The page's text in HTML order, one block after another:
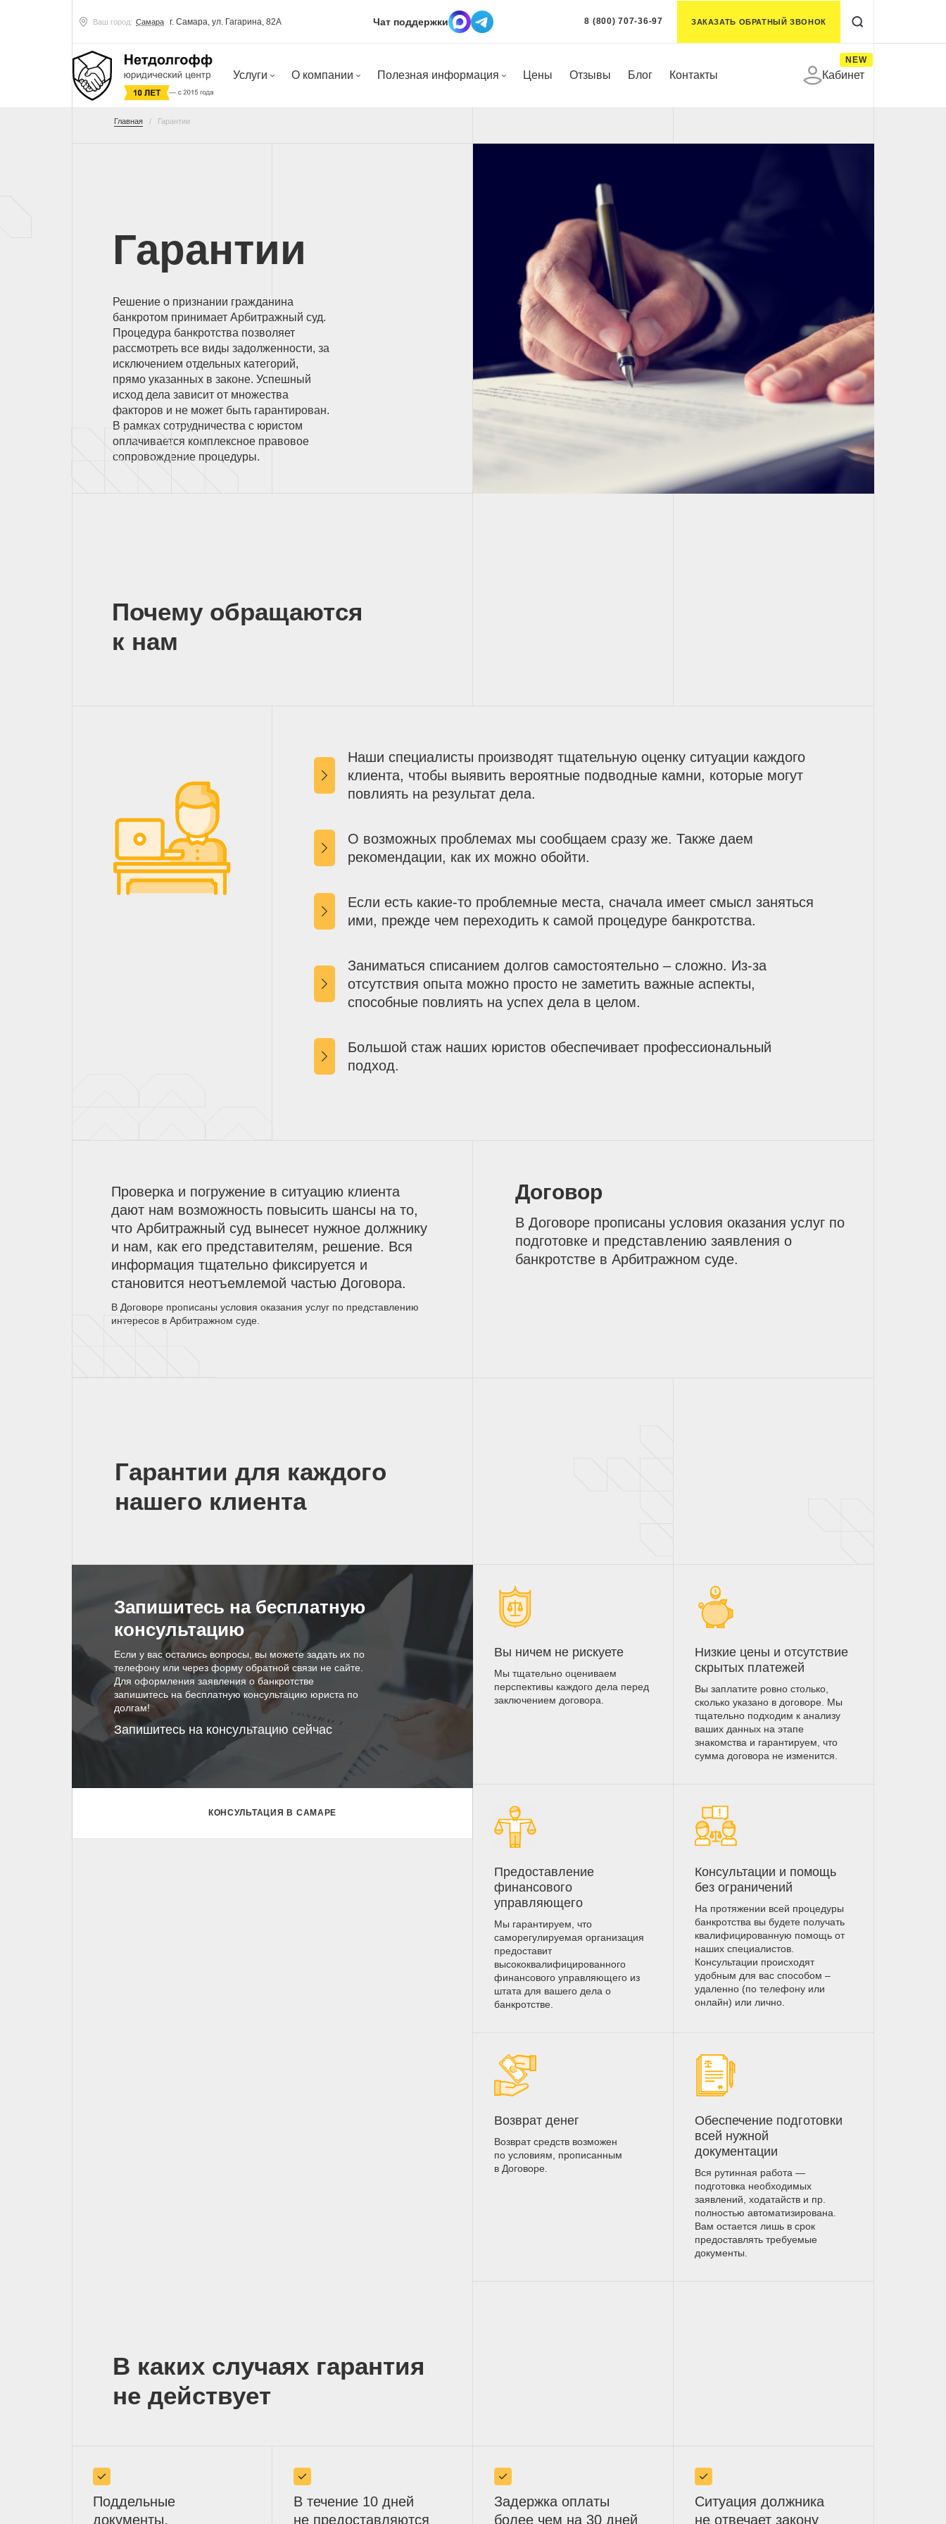
Ваш город: Самара г. Самара, ул. Гагарина, 82А Чат поддержки 8 (800) 707-36-97 ЗАКАЗАТЬ ОБРАТНЫЙ ЗВОНОК
Услуги О компании Полезная информация Цены Отзывы Блог Контакты Кабинет
NEW
Главная Гарантии
Гарантии
Решение о признании гражданина
банкротом принимает Арбитражный суд.
Процедура банкротства позволяет
рассмотреть все виды задолженности, за
исключением отдельных категорий,
прямо указанных в законе. Успешный
исход дела зависит от множества
факторов и не может быть гарантирован.
В рамках сотрудничества с юристом
оплачивается комплексное правовое
сопровождение процедуры.
Почему обращаются
к нам
Наши специалисты производят тщательную оценку ситуации каждого
клиента, чтобы выявить вероятные подводные камни, которые могут
повлиять на результат дела.
О возможных проблемах мы сообщаем сразу же. Также даем
рекомендации, как их можно обойти.
Если есть какие-то проблемные места, сначала имеет смысл заняться
ими, прежде чем переходить к самой процедуре банкротства.
Заниматься списанием долгов самостоятельно – сложно. Из-за
отсутствия опыта можно просто не заметить важные аспекты,
способные повлиять на успех дела в целом.
Большой стаж наших юристов обеспечивает профессиональный
подход.
Проверка и погружение в ситуацию клиента
дают нам возможность повысить шансы на то,
что Арбитражный суд вынесет нужное должнику
и нам, как его представителям, решение. Вся
информация тщательно фиксируется и
становится неотъемлемой частью Договора.
В Договоре прописаны условия оказания услуг по представлению
интересов в Арбитражном суде.
Договор
В Договоре прописаны условия оказания услуг по
подготовке и представлению заявления о
банкротстве в Арбитражном суде.
Гарантии для каждого
нашего клиента
Запишитесь на бесплатную
консультацию
Если у вас остались вопросы, вы можете задать их по
телефону или через форму обратной связи не сайте.
Для оформления заявления о банкротстве
запишитесь на бесплатную консультацию юриста по
долгам!
Запишитесь на консультацию сейчас
КОНСУЛЬТАЦИЯ В САМАРЕ
Вы ничем не рискуете
Мы тщательно оцениваем
перспективы каждого дела перед
заключением договора.
Низкие цены и отсутствие
скрытых платежей
Вы заплатите ровно столько,
сколько указано в договоре. Мы
тщательно подходим к анализу
ваших данных на этапе
знакомства и гарантируем, что
сумма договора не изменится.
Предоставление
финансового
управляющего
Мы гарантируем, что
саморегулируемая организация
предоставит
высококвалифицированного
финансового управляющего из
штата для вашего дела о
банкротстве.
Консультации и помощь
без ограничений
На протяжении всей процедуры
банкротства вы будете получать
квалифицированную помощь от
наших специалистов.
Консультации происходят
удобным для вас способом –
удаленно (по телефону или
онлайн) или лично.
Возврат денег
Возврат средств возможен
по условиям, прописанным
в Договоре.
Обеспечение подготовки
всей нужной
документации
Вся рутинная работа —
подготовка необходимых
заявлений, ходатайств и пр.
полностью автоматизирована.
Вам остается лишь в срок
предоставлять требуемые
документы.
В каких случаях гарантия
не действует
Поддельные
документы,
В течение 10 дней
не предоставляются
Задержка оплаты
более чем на 30 дней
Ситуация должника
не отвечает закону